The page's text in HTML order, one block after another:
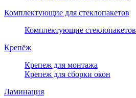
Комплектующие для стеклопакетов
Комплектующие стеклопакетов
Крепёж
Крепеж для монтажа
Крепеж для сборки окон
Ламинация